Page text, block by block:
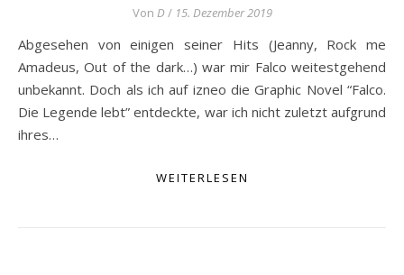
Von D / 15. Dezember 2019
Abgesehen von einigen seiner Hits (Jeanny, Rock me
Amadeus, Out of the dark…) war mir Falco weitestgehend
unbekannt. Doch als ich auf izneo die Graphic Novel “Falco.
Die Legende lebt” entdeckte, war ich nicht zuletzt aufgrund
ihres…
WEITERLESEN